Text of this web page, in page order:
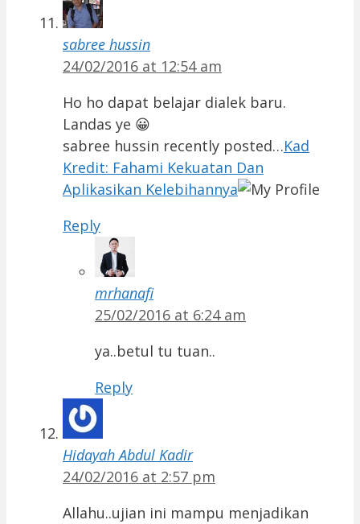
sabree hussin
24/02/2016 at 12:54 am
Ho ho dapat belajar dialek baru.
Landas ye 😀
sabree hussin recently posted…Kad
Kredit: Fahami Kekuatan Dan
Aplikasikan Kelebihannya
Reply
mrhanafi
25/02/2016 at 6:24 am
ya..betul tu tuan..
Reply
Hidayah Abdul Kadir
24/02/2016 at 2:57 pm
Allahu..ujian ini mampu menjadikan